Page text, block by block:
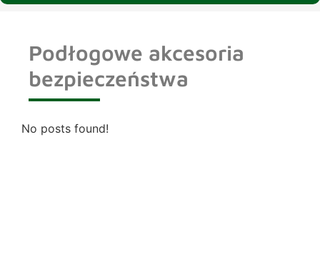
Podłogowe akcesoria
bezpieczeństwa
No posts found!